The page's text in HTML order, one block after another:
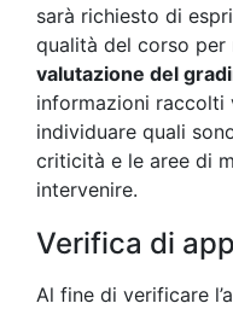
sarà richiesto di
qualità del corso per
valutazione del
informazioni raccolti
individuare quali
criticità e le aree di
intervenire.
Verifica di
Al fine di verificare